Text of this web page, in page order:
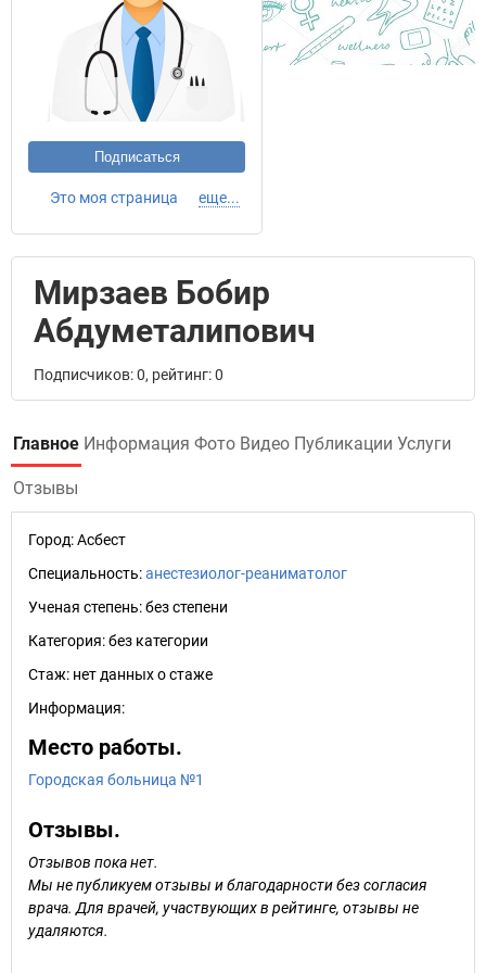
Подписаться
Это моя страница еще...
Мирзаев Бобир
Абдуметалипович
Подписчиков: 0, рейтинг: 0
Главное Информация Фото Видео Публикации Услуги
Отзывы
Город:Асбест
Специальность:анестезиолог-реаниматолог
Ученая степень:без степени
Категория:без категории
Стаж: нет данных о стаже
Информация:
Место работы.
Городская больница №1
Отзывы.
Отзывов пока нет.
Мы не публикуем отзывы и благодарности без согласия
врача. Для врачей, участвующих в рейтинге, отзывы не
удаляются.